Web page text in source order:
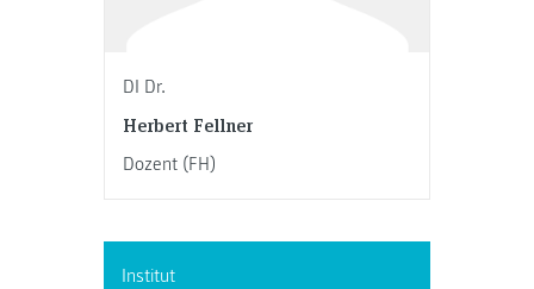
DI Dr.
Herbert Fellner
Dozent (FH)
Institut